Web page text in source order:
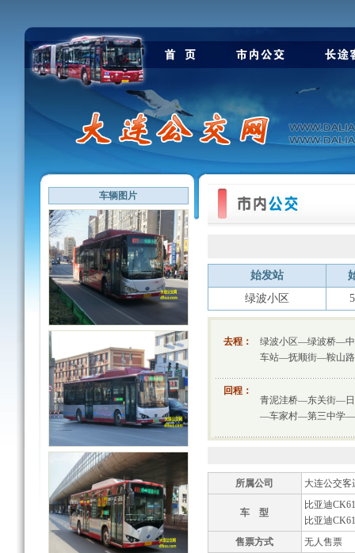
车辆图片
始发站
绿波小区
去程：
绿波小区—绿波桥—
车站—抚顺街—鞍山
回程：
青泥洼桥—东关街—
—车家村—第三中学—
所属公司 大连公交客
车 型
比亚迪
比亚迪
售票方式
无人售票